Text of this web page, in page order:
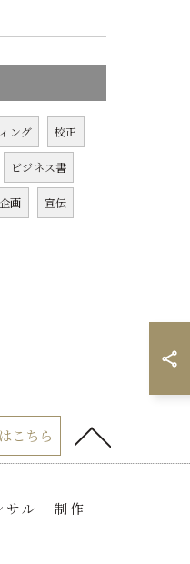
ング 校正
ビジネス書
企画 宣伝
こちら
サル
制作